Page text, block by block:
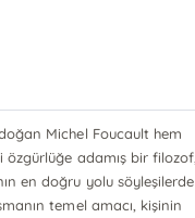
Michel Foucault hem
özgürlüğe adamış bir filozof,
en doğru yolu söyleşilerde
temel amacı, kişinin